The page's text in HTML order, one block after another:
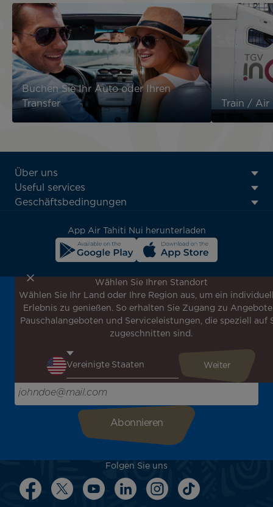
Buchen Sie Ihr Auto oder Ihren
Transfer
Train / Air
ATN:
Footer
menu
Über uns
Useful services
Geschäftsbedingungen
App Air Tahiti Nui herunterladen
Melden Sie sich für unseren Newsletter an, um die
neuesten Nachrichten zu erhalten!
Erhalten Sie unsere verschiedenen Sonderangebote und
Aktionen vor allen anderen, entdecken Sie unsere
inspirieren!
Bitte geben Sie hier Ihre E-Mail-Adresse ein
Folgen Sie uns
Wählen Sie Ihren Standort
Wählen Sie Ihr Land oder Ihre Region aus, um ein
Erlebnis zu genießen. So erhalten Sie Zugang zu
Pauschalangeboten und Serviceleistungen, die speziell auf
zugeschnitten sind.